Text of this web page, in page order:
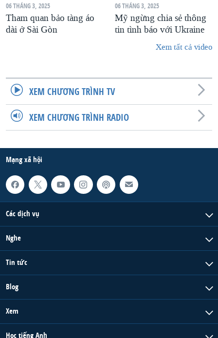
06 THÁNG 3, 2025
Tham quan bảo tàng áo
dài ở Sài Gòn
06 THÁNG 3, 2025
Mỹ ngừng chia sẻ thông
tin tình báo với Ukraine
Xem tất cả video
XEM CHƯƠNG TRÌNH TV
XEM CHƯƠNG TRÌNH RADIO
Mạng xã hội
Các dịch vụ
Nghe
Tin tức
Blog
Xem
Học tiếng Anh